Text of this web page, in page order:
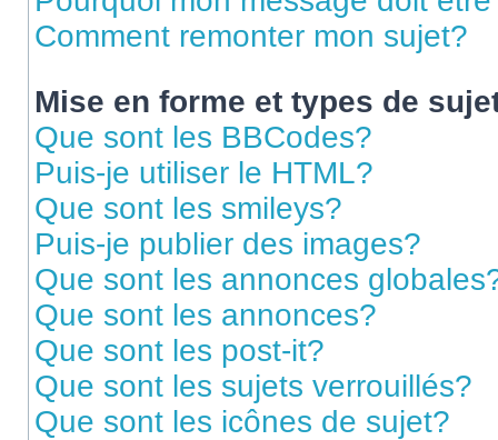
Comment remonter mon sujet?
Mise en forme et types de
Que sont les BBCodes?
Puis-je utiliser le HTML?
Que sont les smileys?
Puis-je publier des images?
Que sont les annonces
Que sont les annonces?
Que sont les post-it?
Que sont les sujets verrouillés?
Que sont les icônes de sujet?